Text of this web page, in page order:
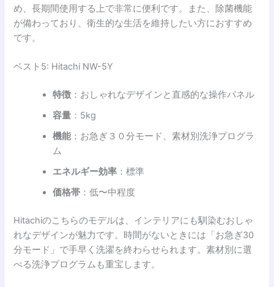
め、長期間使用する上で非常に便利です。また、除菌機能
が備わっており、衛生的な生活を維持したい方におすすめ
です。
ベスト5: Hitachi NW-5Y
特徴 ：おしゃれなデザインと直感的な操作パネル
容量 ：5kg
機能 ：お急ぎ３０分モード、素材別洗浄プログラ
ム
エネルギー効率 ：標準
価格帯 ：低〜中程度
Hitachiのこちらのモデルは、インテリアにも馴染むおしゃ
れなデザインが魅力です。時間がないときには「お急ぎ30
分モード」で手早く洗濯を終わらせられます。素材別に選
べる洗浄プログラムも重宝します。